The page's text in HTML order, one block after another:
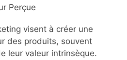
Perçue
visent à créer une
des produits, souvent
leur valeur intrinsèque.